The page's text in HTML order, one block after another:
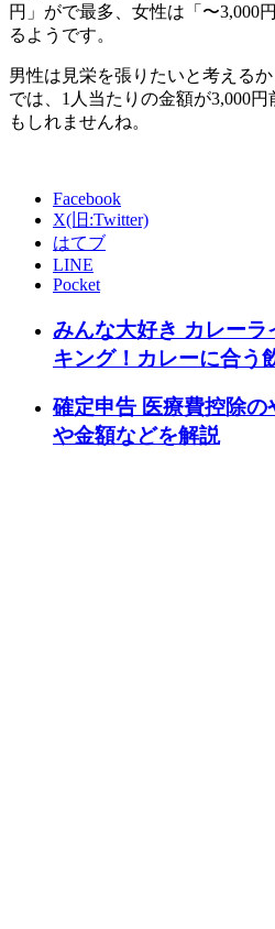
円」がで最多、女性は「〜3,000
るようです。
男性は見栄を張りたいと考える
では、1人当たりの金額が3,000
もしれませんね。
Facebook
X(旧:Twitter)
はてブ
LINE
Pocket
みんな大好き カレー
キング！カレーに合う
確定申告 医療費控除
や金額などを解説